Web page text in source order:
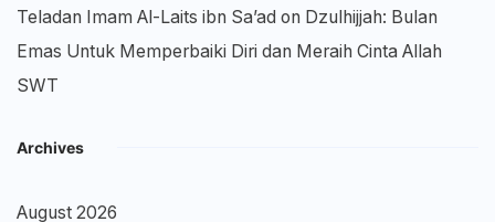
Teladan Imam Al-Laits ibn Sa’ad on Dzulhijjah: Bulan
Emas Untuk Memperbaiki Diri dan Meraih Cinta Allah
SWT
Archives
August 2026